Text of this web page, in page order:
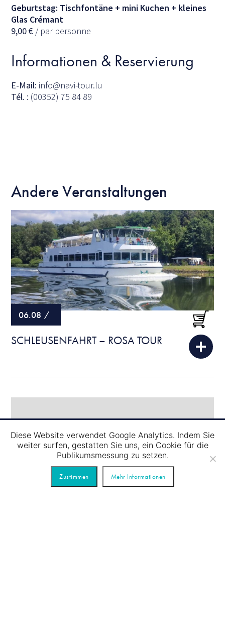
Geburtstag: Tischfontäne + mini Kuchen + kleines
Glas Crémant
9,00€ / par personne
Informationen & Reservierung
E-Mail: info@navi-tour.lu
Tél. : (00352) 75 84 89
Andere Veranstaltungen
06.08 /
SCHLEUSENFAHRT – ROSA TOUR
Diese Website verwendet Google Analytics. Indem Sie
weiter surfen, gestatten Sie uns, ein Cookie für die
Publikumsmessung zu setzen.
Zustimmen Mehr Informationen